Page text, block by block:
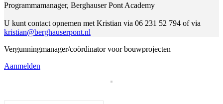
Programmamanager, Berghauser Pont Academy
U kunt contact opnemen met Kristian via 06 231 52 794 of via
kristian@berghauserpont.nl
Vergunningmanager/coördinator voor bouwprojecten
Aanmelden